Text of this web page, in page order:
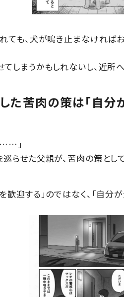
ても、犬が鳴き止まなければ
しまうかもしれないし、近所
た苦肉の策は「自
……」
らせた父親が、苦肉の策とし
歓迎する」のではなく、「自